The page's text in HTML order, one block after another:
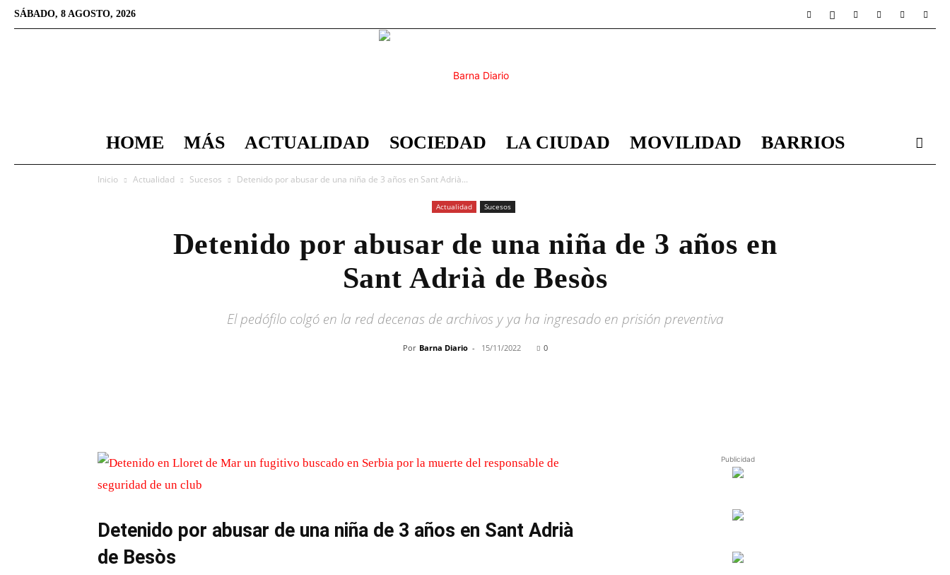
SÁBADO, 8 AGOSTO, 2026
Barna
HOME MÁS ACTUALIDAD SOCIEDAD LA CIUDAD MOVILIDAD BARRIOS
Inicio Actualidad Sucesos Detenido por abusar de una niña de 3 años en Sant Adrià...
Actualidad Sucesos
Detenido por abusar de una niña de 3 años en
Sant Adrià de Besòs
El pedófilo colgó en la red decenas de archivos y ya ha ingresado en prisión preventiva
Por Barna Diario - 15/11/2022 0
Detenido por abusar de una niña de 3 años en Sant Adrià
de Besòs
Publicidad